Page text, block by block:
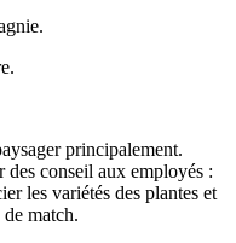
principalement.
conseil aux employés :
les variétés des plantes et
match.